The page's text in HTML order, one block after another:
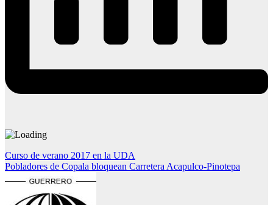
Navegación
de
entradas
Curso de verano 2017 en la UDA
Pobladores de Copala bloquean Carretera Acapulco-Pinotepa